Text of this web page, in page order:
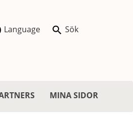
Language Sök
MINA SIDOR